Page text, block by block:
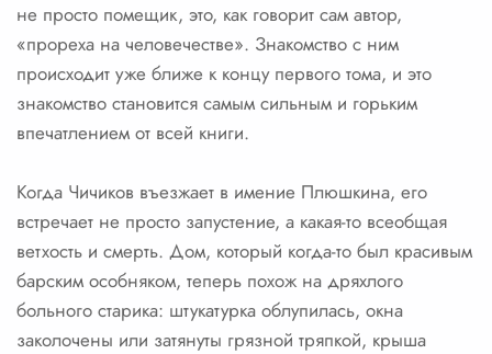
не просто помещик, это, как говорит сам автор,
«прореха на человечестве». Знакомство с ним
происходит уже ближе к концу первого тома, и это
знакомство становится самым сильным и горьким
впечатлением от всей книги.
Когда Чичиков въезжает в имение Плюшкина, его
встречает не просто запустение, а какая-то всеобщая
ветхость и смерть. Дом, который когда-то был красивым
барским особняком, теперь похож на дряхлого
больного старика: штукатурка облупилась, окна
заколочены или затянуты грязной тряпкой, крыша